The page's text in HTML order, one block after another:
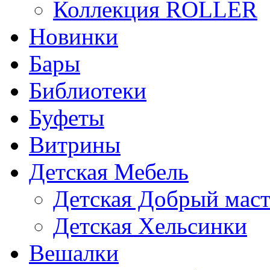
Коллекция ROLLER
Новинки
Бары
Библиотеки
Буфеты
Витрины
Детская Мебель
Детская Добрый
Детская Хельсинки
Вешалки